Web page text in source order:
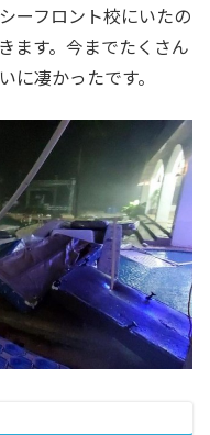
ーフロント校にいたの
ます。今までたくさん
に凄かったです。